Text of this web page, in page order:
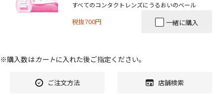
すべてのコンタクトレンズにうるおいのベール
税抜700円 一緒に購入
※購入数はカートに入れた後ご指定ください。
ご注文方法 店舗検索